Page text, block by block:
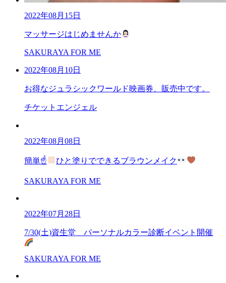
2022年08月15日
マッサージはじめませんか
SAKURAYA FOR ME
2022年08月10日
お得なジュラシックワールド映画券、販売中です。
チケットエンジェル
2022年08月08日
簡単☝ ひと塗りでできるブラウンメイク
SAKURAYA FOR ME
2022年07月28日
7/30(土)資生堂 パーソナルカラー診断イベント開催
SAKURAYA FOR ME